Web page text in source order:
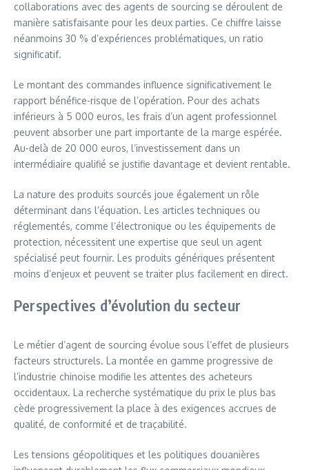
collaborations avec des agents de sourcing se déroulent de
manière satisfaisante pour les deux parties. Ce chiffre laisse
néanmoins 30 % d’expériences problématiques, un ratio
significatif.
Le montant des commandes influence significativement le
rapport bénéfice-risque de l’opération. Pour des achats
inférieurs à 5 000 euros, les frais d’un agent professionnel
peuvent absorber une part importante de la marge espérée.
Au-delà de 20 000 euros, l’investissement dans un
intermédiaire qualifié se justifie davantage et devient rentable.
La nature des produits sourcés joue également un rôle
déterminant dans l’équation. Les articles techniques ou
réglementés, comme l’électronique ou les équipements de
protection, nécessitent une expertise que seul un agent
spécialisé peut fournir. Les produits génériques présentent
moins d’enjeux et peuvent se traiter plus facilement en direct.
Perspectives d’évolution du secteur
Le métier d’agent de sourcing évolue sous l’effet de plusieurs
facteurs structurels. La montée en gamme progressive de
l’industrie chinoise modifie les attentes des acheteurs
occidentaux. La recherche systématique du prix le plus bas
cède progressivement la place à des exigences accrues de
qualité, de conformité et de traçabilité.
Les tensions géopolitiques et les politiques douanières